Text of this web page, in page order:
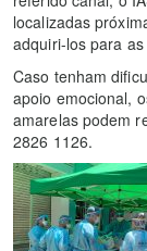
localizadas
adquiri-los para
Caso tenham
apoio emocional,
amarelas podem
2826 1126.